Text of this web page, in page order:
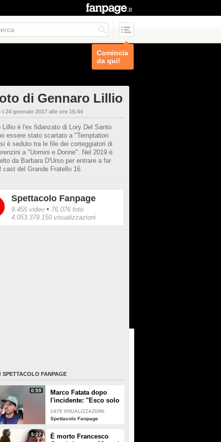
Comincia
da qui!
di Gennaro Lillio
il 24 gennaio 2017 alle ore 15:44
Lillio è l'ex fidanzato di Lory Del Santo
essere stato scartato a "Temptation
è seduto tra le file dei corteggiatori di
a "Uomini e Donne". Nel 2019 è
da Barbara D'Urso per entrare a far
cast del Grande Fratello 16.
Spettacolo Fanpage
9.455 video • 76.076 foto
4.053.379.150 visualizzazioni
SPETTACOLO FANPAGE
0:59
Marco Fatata dopo
l'incidente: "Esco solo
di sera, i primi tempi
non riuscivo a
1475 VISUALIZZAZIONI
Spettacolo Fanpage
5:27
È morto Francesco